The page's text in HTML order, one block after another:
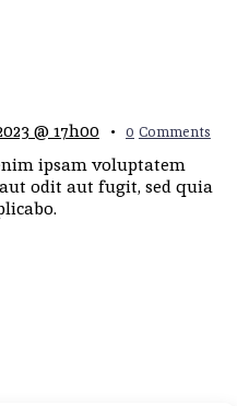
@ 17h00 0 Comments
ipsam voluptatem
odit aut fugit, sed quia